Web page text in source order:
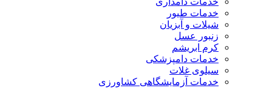
خدمات طیور
شیلات و آبزیان
زنبور عسل
کرم ابریشم
خدمات دامپزشکی
سیلوی غلات
خدمات آزمایشگاهی کشاورزی